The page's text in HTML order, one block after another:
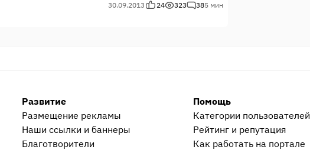
30.09.2013 24 323 385 мин
Развитие
Размещение рекламы
Наши ссылки и баннеры
Благотворители
Помощь
Категории пользователей
Рейтинг и репутация
Как работать на портале